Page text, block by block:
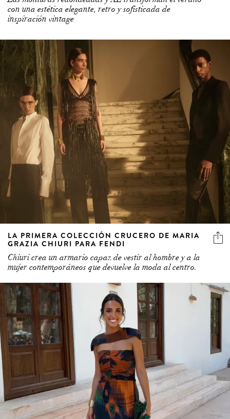
con una estética elegante, retro y sofisticada de
inspiración vintage
LA PRIMERA COLECCIÓN CRUCERO DE MARIA
GRAZIA CHIURI PARA FENDI
Chiuri crea un armario capaz de vestir al hombre y a la
mujer contemporáneos que devuelve la moda al centro.